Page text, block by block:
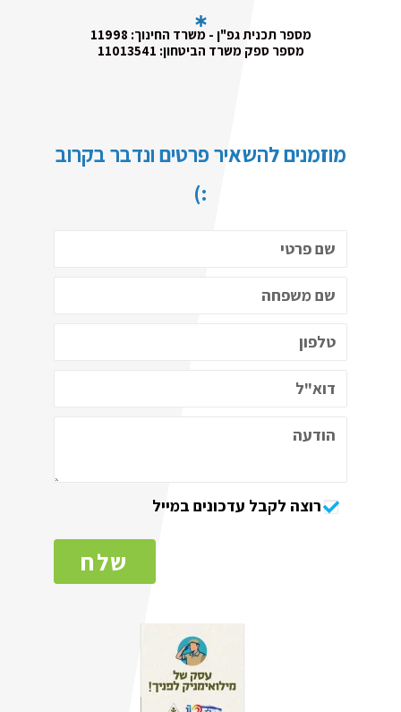
מספר תכנית גפ"ן - משרד החינוך: 11998
מספר ספק משרד הביטחון: 11013541
מוזמנים להשאיר פרטים ונדבר בקרוב
:)
רוצה לקבל עדכונים במייל
שלח